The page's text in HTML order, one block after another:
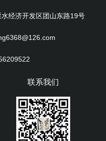
经济开发区团山东路19号
联系我们